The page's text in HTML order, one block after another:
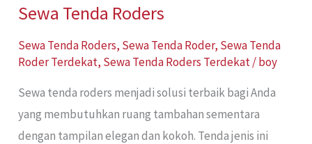
Sewa Tenda Roders
Sewa Tenda Roders, Sewa Tenda Roder, Sewa Tenda
Roder Terdekat, Sewa Tenda Roders Terdekat/boy
Sewa tenda roders menjadi solusi terbaik bagi Anda
yang membutuhkan ruang tambahan sementara
dengan tampilan elegan dan kokoh. Tenda jenis ini